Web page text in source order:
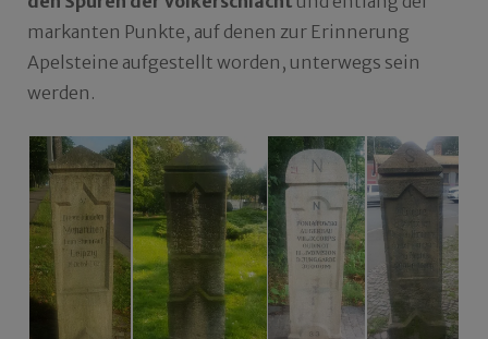
markanten Punkte, auf denen zur Erinnerung
Apelsteine aufgestellt worden, unterwegs sein
werden.